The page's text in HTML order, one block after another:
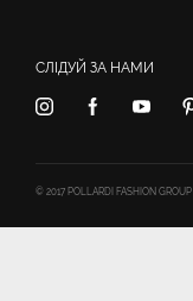
СЛІДУЙ ЗА НАМИ
© 2017 POLLARDI FASHION GROUP